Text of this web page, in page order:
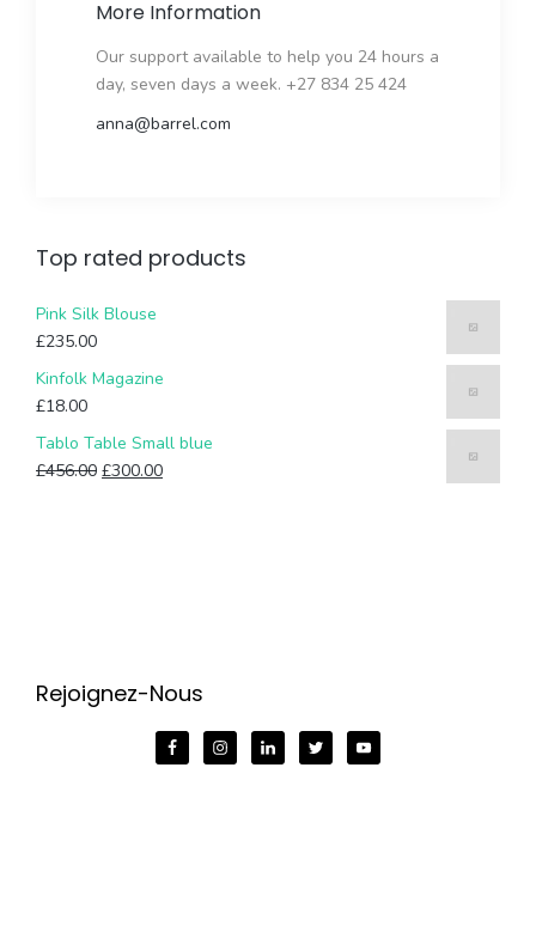
More Information
Our support available to help you 24 hours a
day, seven days a week. +27 834 25 424
anna@barrel.com
Top rated products
Pink Silk Blouse
£235.00
Kinfolk Magazine
£18.00
Tablo Table Small blue
£456.00 £300.00
Rejoignez-Nous